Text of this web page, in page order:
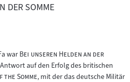
DER SOMME
war "Bei unseren Helden an der
auf den Erfolg des britischen
Somme", mit der das deutsche Militär